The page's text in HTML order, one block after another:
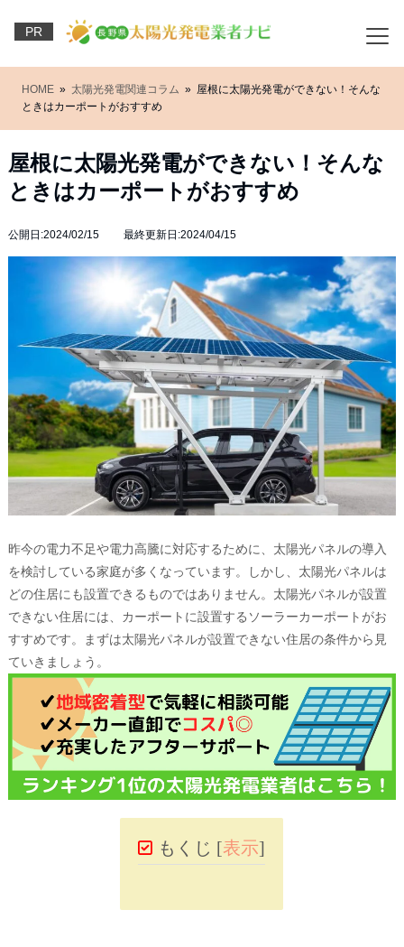
PR
HOME »太陽光発電関連コラム » 屋根に太陽光発電ができない！そんな
ときはカーポートがおすすめ
屋根に太陽光発電ができない！そんな
ときはカーポートがおすすめ
公開日:2024/02/15 最終更新日:2024/04/15
昨今の電力不足や電力高騰に対応するために、太陽光パネルの導入
を検討している家庭が多くなっています。しかし、太陽光パネルは
どの住居にも設置できるものではありません。太陽光パネルが設置
できない住居には、カーポートに設置するソーラーカーポートがお
すすめです。まずは太陽光パネルが設置できない住居の条件から見
ていきましょう。
もくじ [表示]